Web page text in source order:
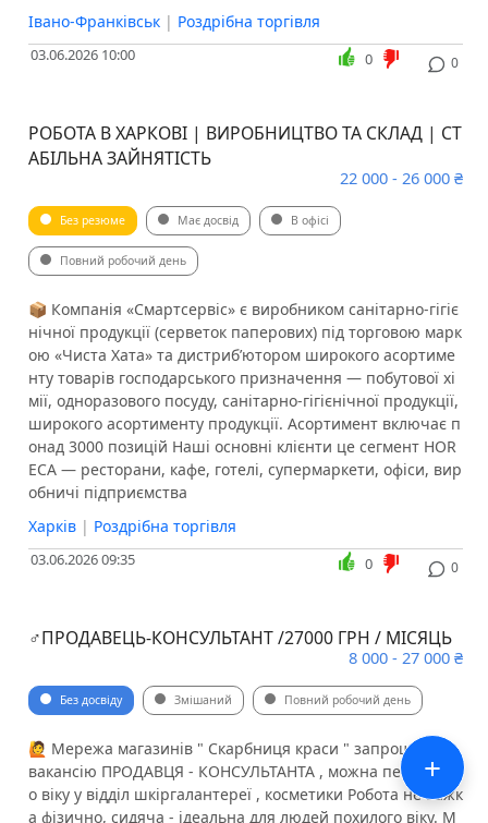
Івано-Франківськ | Роздрібна торгівля
03.06.2026 10:00 0
0
РОБОТА В ХАРКОВІ | ВИРОБНИЦТВО ТА СКЛАД | СТ
АБІЛЬНА ЗАЙНЯТІСТЬ
22 000 - 26 000 ₴
Без резюме Має досвід В офісі
Повний робочий день
📦 Компанія «Смартсервіс» є виробником санітарно-гігіє
нічної продукції (серветок паперових) під торговою марк
ою «Чиста Хата» та дистриб’ютором широкого асортиме
нту товарів господарського призначення — побутової хі
мії, одноразового посуду, санітарно-гігієнічної продукції,
широкого асортименту продукції. Асортимент включає п
онад 3000 позицій Наші основні клієнти це сегмент HOR
ECА — ресторани, кафе, готелі, супермаркети, офіси, вир
обничі підприємства
Харків | Роздрібна торгівля
03.06.2026 09:35 0
0
‍♂️ПРОДАВЕЦЬ-КОНСУЛЬТАНТ /27000 ГРН / МІСЯЦЬ
8 000 - 27 000 ₴
Без досвіду Змішаний Повний робочий день
🙋 Мережа магазинів " Скарбниця краси " запрошує на
вакансію ПРОДАВЦЯ - КОНСУЛЬТАНТА , можна пенсійног
о віку у відділ шкіргалантереї , косметики Робота не важк
а фізично, сидяча - ідеальна для людей похилого віку. М
+